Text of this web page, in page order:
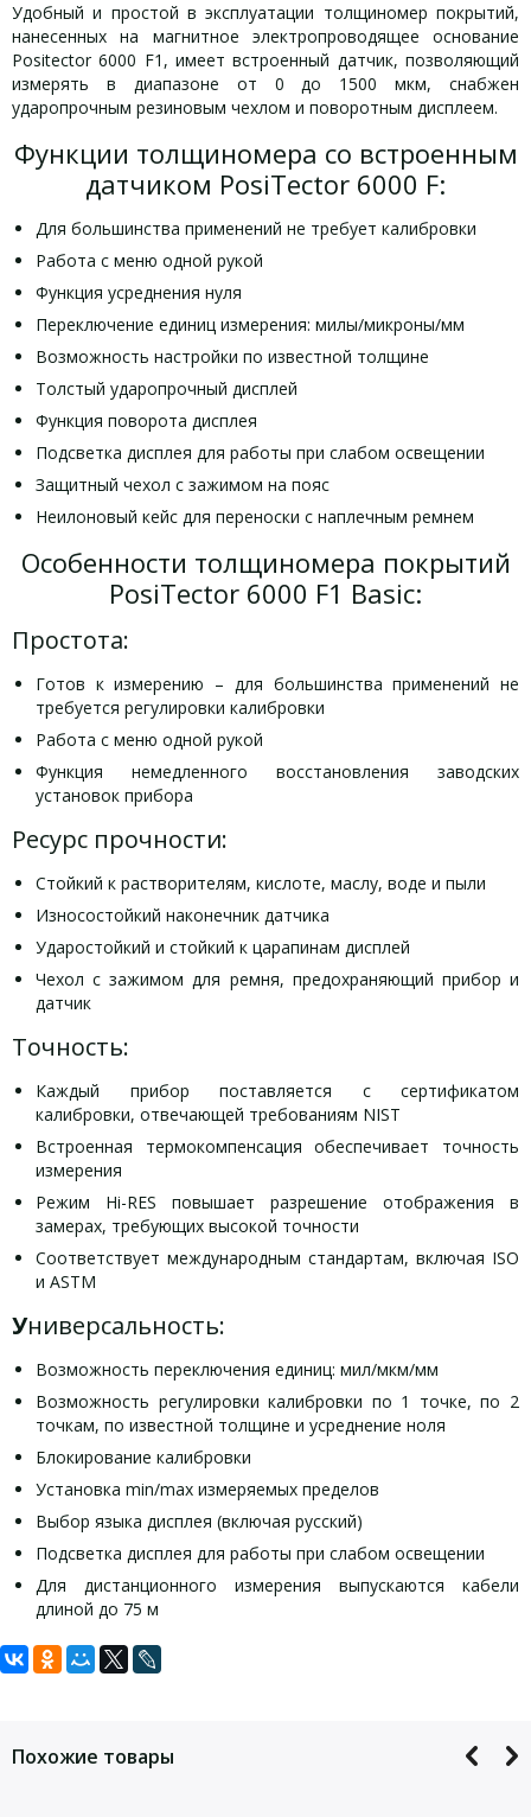
Удобный и простой в эксплуатации толщиномер покрытий,
нанесенных на магнитное электропроводящее основание
Positector 6000 F1, имеет встроенный датчик, позволяющий
измерять в диапазоне от 0 до 1500 мкм, снабжен
ударопрочным резиновым чехлом и поворотным дисплеем.
Функции толщиномера со встроенным
датчиком PosiTector 6000 F:
Для большинства применений не требует калибровки
Работа с меню одной рукой
Функция усреднения нуля
Переключение единиц измерения: милы/микроны/мм
Возможность настройки по известной толщине
Толстый ударопрочный дисплей
Функция поворота дисплея
Подсветка дисплея для работы при слабом освещении
Защитный чехол с зажимом на пояс
Неилоновый кейс для переноски с наплечным ремнем
Особенности толщиномера покрытий
PosiTector 6000 F1 Basic:
Простота:
Готов к измерению – для большинства применений не
требуется регулировки калибровки
Работа с меню одной рукой
Функция немедленного восстановления заводских
установок прибора
Ресурс прочности:
Стойкий к растворителям, кислоте, маслу, воде и пыли
Износостойкий наконечник датчика
Ударостойкий и стойкий к царапинам дисплей
Чехол с зажимом для ремня, предохраняющий прибор и
датчик
Точность:
Каждый прибор поставляется с сертификатом
калибровки, отвечающей требованиям NIST
Встроенная термокомпенсация обеспечивает точность
измерения
Режим Hi-RES повышает разрешение отображения в
замерах, требующих высокой точности
Соответствует международным стандартам, включая ISO
и ASTM
Универсальность:
Возможность переключения единиц: мил/мкм/мм
Возможность регулировки калибровки по 1 точке, по 2
точкам, по известной толщине и усреднение ноля
Блокирование калибровки
Установка min/max измеряемых пределов
Выбор языка дисплея (включая русский)
Подсветка дисплея для работы при слабом освещении
Для дистанционного измерения выпускаются кабели
длиной до 75 м
Технические характеристики
Диапазон измерений
Комплект поставки PosiTector 6000 F1
прибор с датчиком,
Задать вопрос
Похожие товары